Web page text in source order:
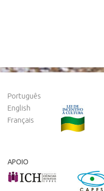
Português
English
Français
APOIO